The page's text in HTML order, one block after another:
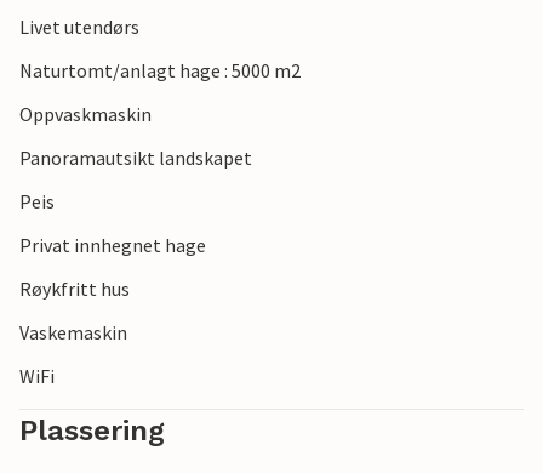
Livet utendørs
Naturtomt/anlagt hage : 5000 m2
Oppvaskmaskin
Panoramautsikt landskapet
Peis
Privat innhegnet hage
Røykfritt hus
Vaskemaskin
WiFi
Plassering